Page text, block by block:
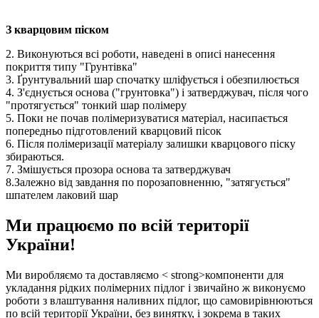
З кварцовим піском
2. Виконуються всі роботи, наведені в описі нанесення
покриття типу "Грунтівка"
3. Ґрунтувальний шар спочатку шліфується і обезпилюється
4. З'єднується основа ("грунтовка") і затверджувач, після чого
"протягується" тонкий шар полімеру
5. Поки не почав полімеризуватися матеріал, насипається
попередньо підготовлений кварцовий пісок
6. Після полімеризації матеріалу залишки кварцового піску
збираються.
7. Змішується прозора основа та затверджувач
8.Залежно від завдання по порозаповненню, "затягується"
шпателем лаковий шар
Ми працюємо по всій території
України!
Ми виробляємо та доставляємо < strong>компоненти для
укладання рідких полімерних підлог і звичайно ж виконуємо
роботи з влаштування наливних підлог, що самовирівнюються
по всій території України, без винятку, і зокрема в таких